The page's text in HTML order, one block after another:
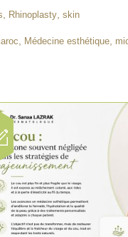
Rhinoplasty skin
Médecine esthétique